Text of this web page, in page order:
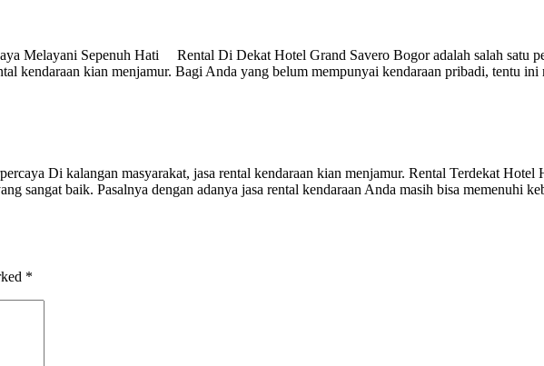
Melayani Sepenuh Hati Rental Di Dekat Hotel Grand Savero Bogor adalah salah satu
kendaraan kian menjamur. Bagi Anda yang belum mempunyai kendaraan pribadi, tentu
Di kalangan masyarakat, jasa rental kendaraan kian menjamur. Rental Terdekat
sangat baik. Pasalnya dengan adanya jasa rental kendaraan Anda masih bisa memenuhi
*